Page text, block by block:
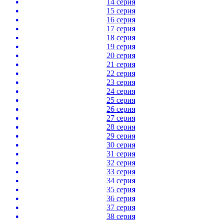
15 серия
16 серия
17 серия
18 серия
19 серия
20 серия
21 серия
22 серия
23 серия
24 серия
25 серия
26 серия
27 серия
28 серия
29 серия
30 серия
31 серия
32 серия
33 серия
34 серия
35 серия
36 серия
37 серия
38 серия